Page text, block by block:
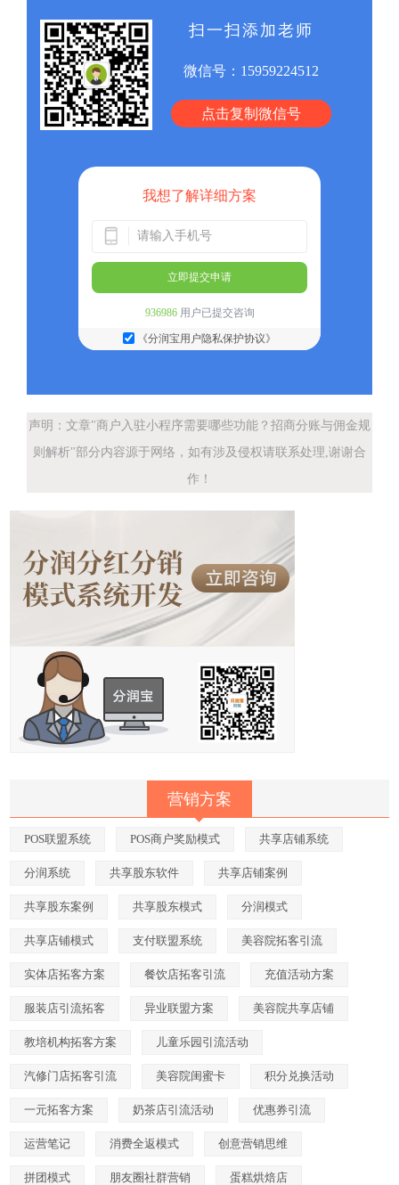
扫一扫添加老师
微信号： 15959224512
点击复制微信号
我想了解详细方案
立即提交申请
936986用户已提交咨询
《分润宝用户隐私保护协议》
声明：文章"商户入驻小程序需要哪些功能？招商分账与佣金规
则解析"部分内容源于网络，如有涉及侵权请联系处理,谢谢合
作！
营销方案
POS联盟系统 POS商户奖励模式 共享店铺系统
分润系统 共享股东软件 共享店铺案例
共享股东案例 共享股东模式 分润模式
共享店铺模式 支付联盟系统 美容院拓客引流
实体店拓客方案 餐饮店拓客引流 充值活动方案
服装店引流拓客 异业联盟方案 美容院共享店铺
教培机构拓客方案 儿童乐园引流活动
汽修门店拓客引流 美容院闺蜜卡 积分兑换活动
一元拓客方案 奶茶店引流活动 优惠券引流
运营笔记 消费全返模式 创意营销思维
拼团模式 朋友圈社群营销 蛋糕烘焙店